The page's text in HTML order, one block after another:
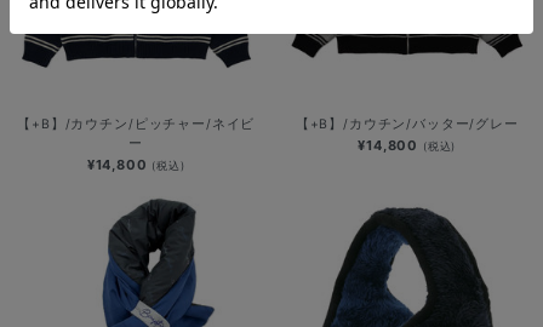
【+B】/カウチン/ピッチャー/ネイビ
ー
¥14,800 (税込)
【+B】/カウチン/バッター/グレー
¥14,800 (税込)